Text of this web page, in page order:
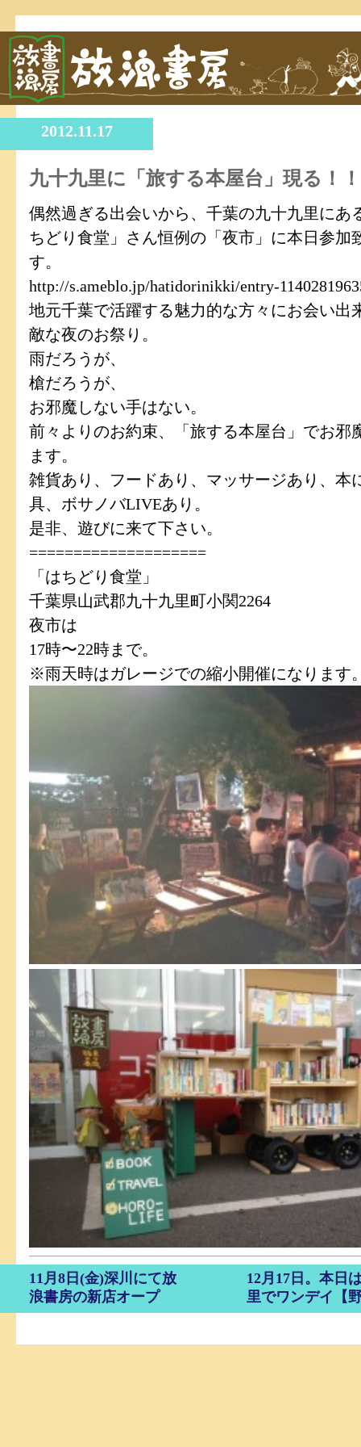
2012.11.17
九十九里に「旅する本屋台」現る！！
偶然過ぎる出会いから、千葉の九十九里にあ
ちどり食堂」さん恒例の「夜市」に本日参加
す。
http://s.ameblo.jp/hatidorinikki/entry-
地元千葉で活躍する魅力的な方々にお会い出
敵な夜のお祭り。
雨だろうが、
槍だろうが、
お邪魔しない手はない。
前々よりのお約束、「旅する本屋台」でお邪
ます。
雑貨あり、フードあり、マッサージあり、本
具、ボサノバLIVEあり。
是非、遊びに来て下さい。
====================
「はちどり食堂」
千葉県山武郡九十九里町小関2264
夜市は
17時〜22時まで。
※雨天時はガレージでの縮小開催になります
11月8日(金)深川にて放
浪書房の新店オープ
ン！！
12月17日。本日
里でワンデイ【
ク